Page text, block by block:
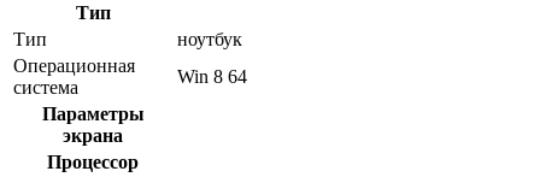
Тип
Тип
ноутбук
Операционная
система
Win 8 64
Параметры
экрана
Процессор